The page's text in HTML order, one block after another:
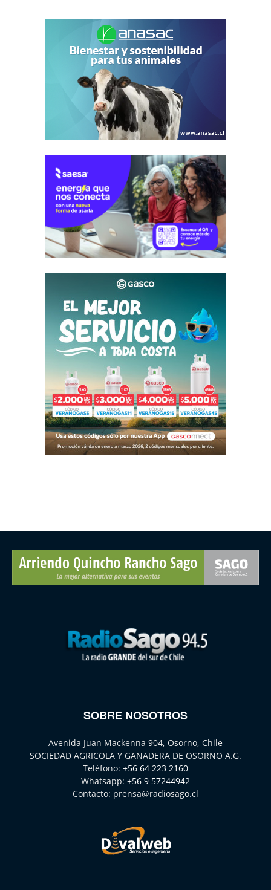
SOBRE NOSOTROS
Avenida Juan Mackenna 904, Osorno, Chile
SOCIEDAD AGRICOLA Y GANADERA DE OSORNO A.G.
Teléfono: +56 64 223 2160
Whatsapp: +56 9 57244942
Contacto: prensa@radiosago.cl